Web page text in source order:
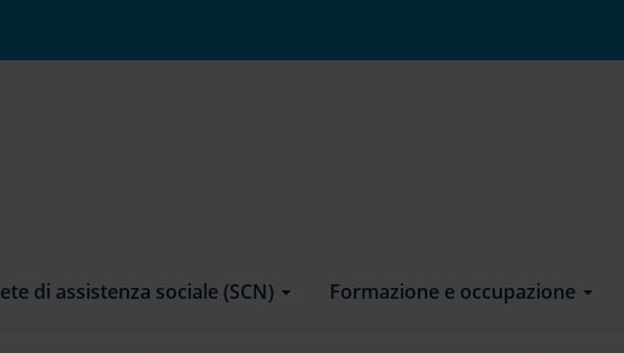
di assistenza sociale (SCN) Formazione e occupazione